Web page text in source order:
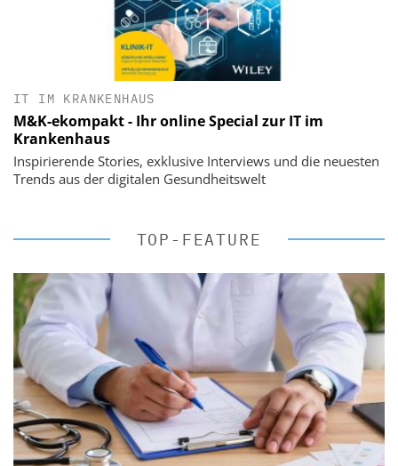
IT IM KRANKENHAUS
M&K-ekompakt - Ihr online Special zur IT im
Krankenhaus
Inspirierende Stories, exklusive Interviews und die neuesten
Trends aus der digitalen Gesundheitswelt
TOP-FEATURE